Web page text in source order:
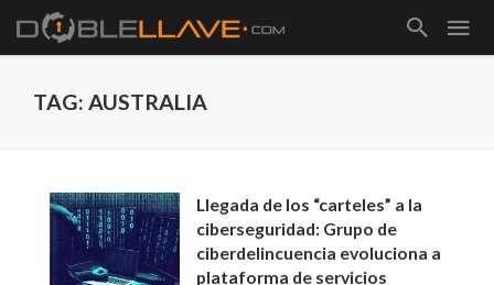
TAG: AUSTRALIA
Llegada de los “carteles” a la
ciberseguridad: Grupo de
ciberdelincuencia evoluciona a
plataforma de servicios